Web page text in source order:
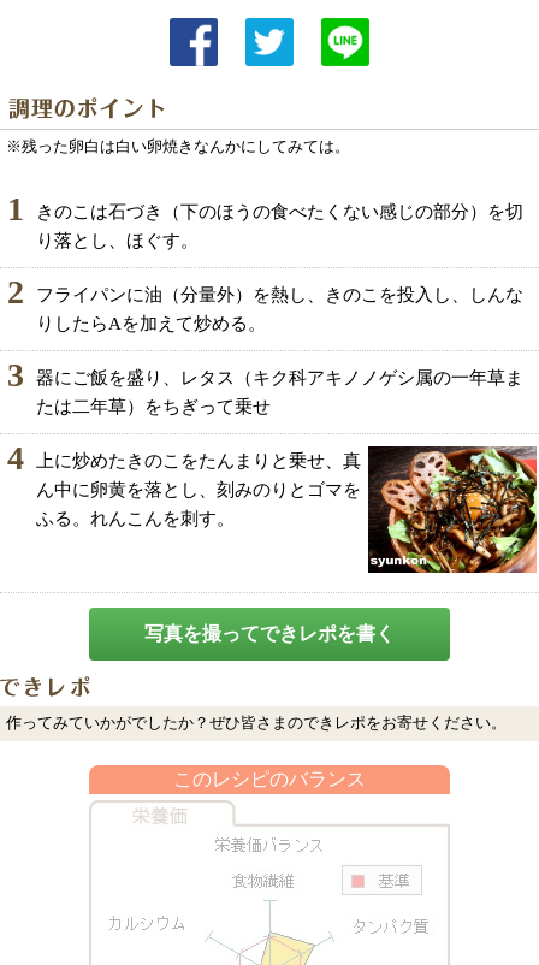
※残った卵白は白い卵焼きなんかにしてみては。
1
きのこは石づき（下のほうの食べたくない感じの部分）を切
り落とし、ほぐす。
2
フライパンに油（分量外）を熱し、きのこを投入し、しんな
りしたらAを加えて炒める。
3
器にご飯を盛り、レタス（キク科アキノノゲシ属の一年草ま
たは二年草）をちぎって乗せ
4
上に炒めたきのこをたんまりと乗せ、真
ん中に卵黄を落とし、刻みのりとゴマを
ふる。れんこんを刺す。
写真を撮ってできレポを書く
作ってみていかがでしたか？ぜひ皆さまのできレポをお寄せください。
このレシピのバランス